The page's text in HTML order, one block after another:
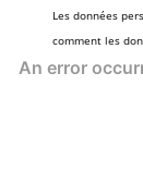
Les données
comment les